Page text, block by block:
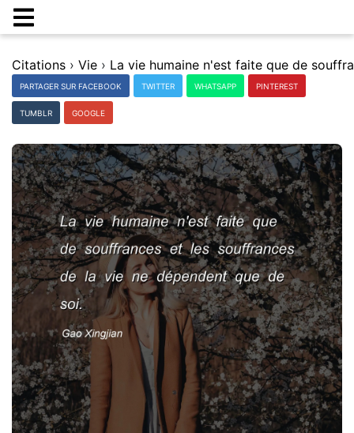
Citations › Vie ›
PARTAGER SUR FACEBOOK TWITTER WHATSAPP PINTEREST
TUMBLR GOOGLE